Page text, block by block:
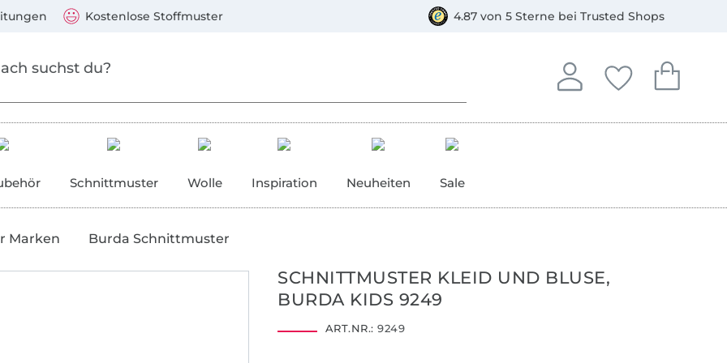
Kostenlose Stoffmuster 4.87 von 5 Sterne bei Trusted Shops
Anmelden
In deinem Konto
Deine
Du hast keine
Dein
Du hast
Schnittmuster Wolle Inspiration Neuheiten Sale
Marken Burda Schnittmuster
SCHNITTMUSTER KLEID UND BLUSE,
BURDA KIDS 9249
ART.NR.: 9249
Mastercard, PayPal, Giropay, Kauf auf Rechnung, Vorkasse